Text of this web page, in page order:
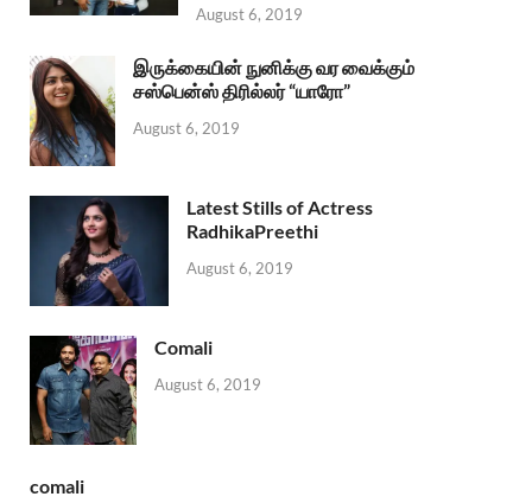
August 6, 2019
இருக்கையின் நுனிக்கு வர வைக்கும்
சஸ்பென்ஸ் திரில்லர் “யாரோ”
August 6, 2019
Latest Stills of Actress
RadhikaPreethi
August 6, 2019
Comali
August 6, 2019
comali